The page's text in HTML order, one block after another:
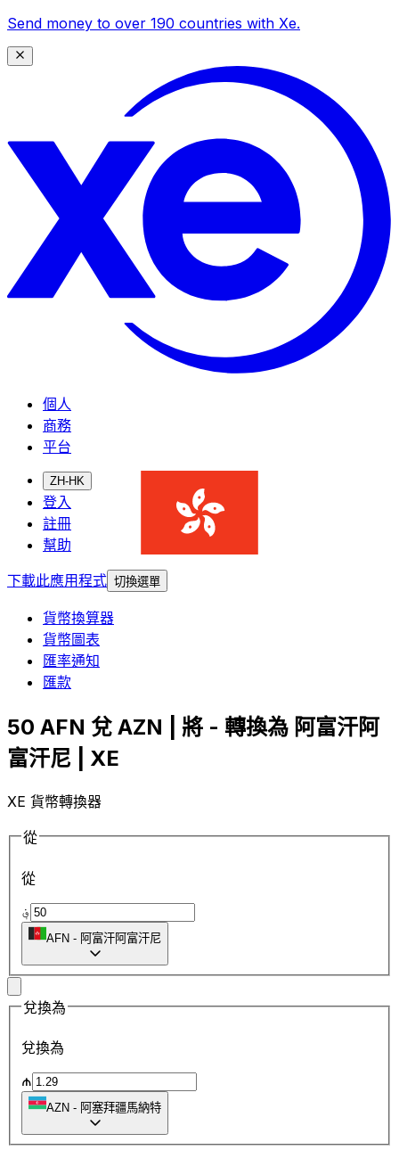
Send money to over 190 countries with Xe.
個人
商務
平台
ZH-HK
登入
註冊
幫助
下載此應用程式 切換選單
貨幣換算器
貨幣圖表
匯率通知
匯款
50 AFN 兌 AZN | 將 - 轉換為 阿富汗阿
富汗尼 | XE
XE 貨幣轉換器
從
從
؋
AFN - 阿富汗阿富汗尼
兌換為
兌換為
₼
AZN - 阿塞拜疆馬納特